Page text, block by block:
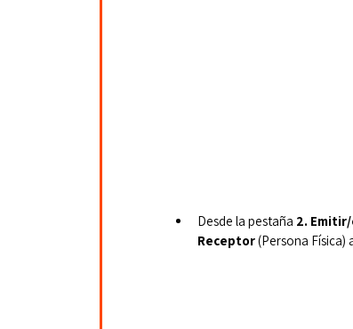
Desde la pestaña 2.
Receptor (Persona Física)